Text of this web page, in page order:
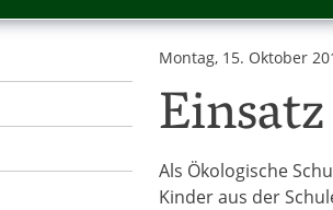
Montag, 15. Oktober
Als Ökologische
Kinder aus der